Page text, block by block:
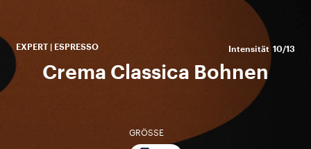
EXPERT | ESPRESSO Intensität 10/13
Crema Classica Bohnen
GRÖSSE